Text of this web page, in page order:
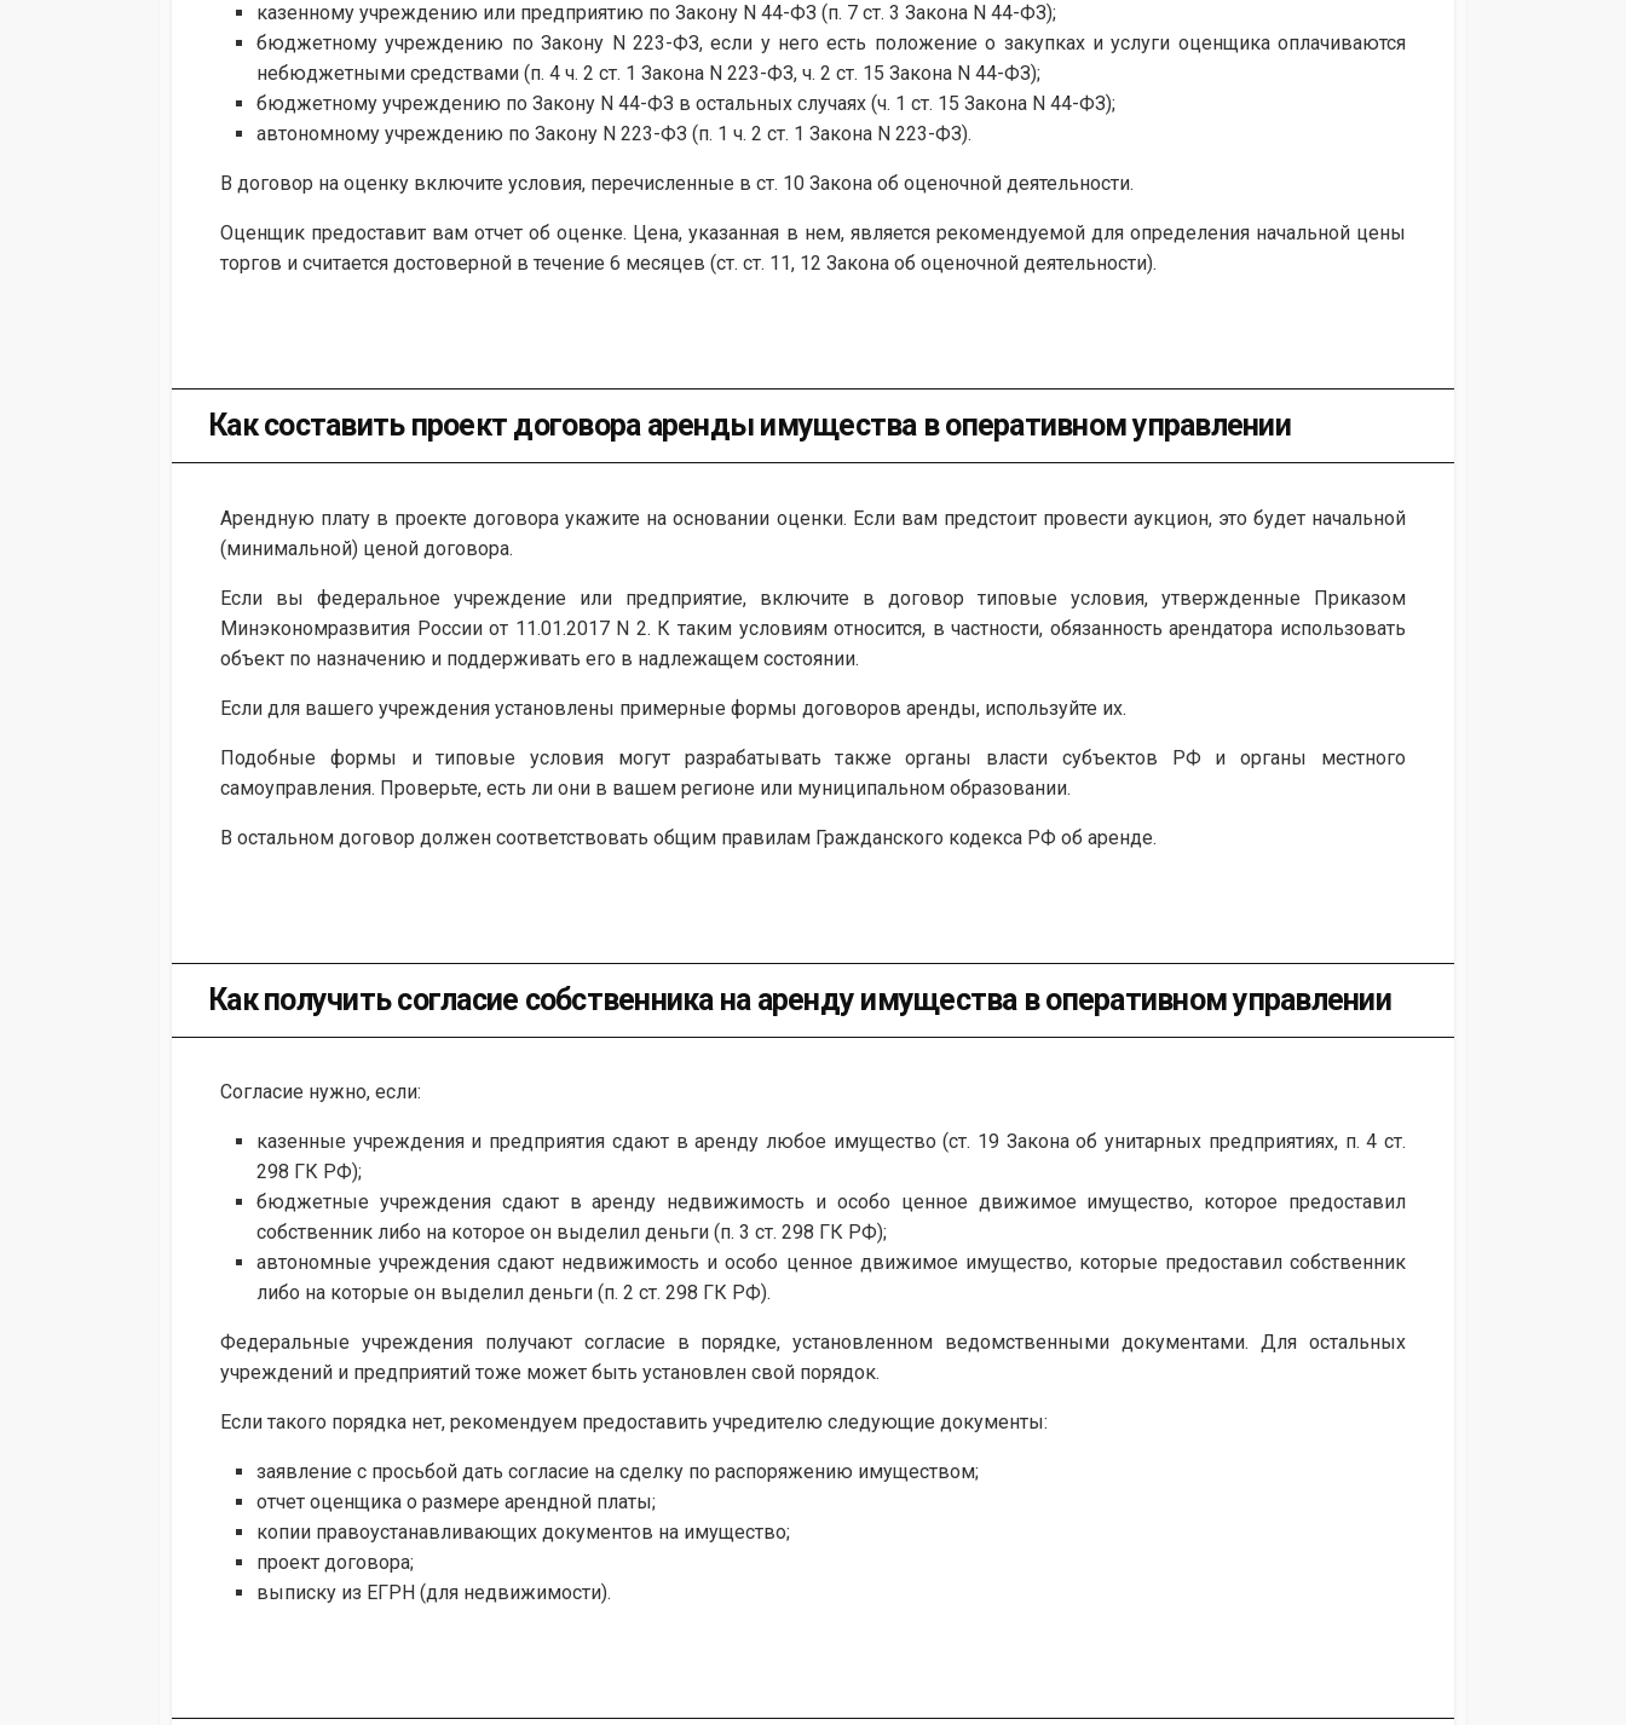
казенному учреждению или предприятию по Закону N 44-ФЗ (п. 7 ст. 3 Закона N 44-ФЗ);
бюджетному учреждению по Закону N 223-ФЗ, если у него есть положение о закупках и услуги оценщика оплачиваются
небюджетными средствами (п. 4 ч. 2 ст. 1 Закона N 223-ФЗ, ч. 2 ст. 15 Закона N 44-ФЗ);
бюджетному учреждению по Закону N 44-ФЗ в остальных случаях (ч. 1 ст. 15 Закона N 44-ФЗ);
автономному учреждению по Закону N 223-ФЗ (п. 1 ч. 2 ст. 1 Закона N 223-ФЗ).
В договор на оценку включите условия, перечисленные в ст. 10 Закона об оценочной деятельности.
Оценщик предоставит вам отчет об оценке. Цена, указанная в нем, является рекомендуемой для определения начальной цены
торгов и считается достоверной в течение 6 месяцев (ст. ст. 11, 12 Закона об оценочной деятельности).
Как составить проект договора аренды имущества в оперативном управлении
Арендную плату в проекте договора укажите на основании оценки. Если вам предстоит провести аукцион, это будет начальной
(минимальной) ценой договора.
Если вы федеральное учреждение или предприятие, включите в договор типовые условия, утвержденные Приказом
Минэкономразвития России от 11.01.2017 N 2. К таким условиям относится, в частности, обязанность арендатора использовать
объект по назначению и поддерживать его в надлежащем состоянии.
Если для вашего учреждения установлены примерные формы договоров аренды, используйте их.
Подобные формы и типовые условия могут разрабатывать также органы власти субъектов РФ и органы местного
самоуправления. Проверьте, есть ли они в вашем регионе или муниципальном образовании.
В остальном договор должен соответствовать общим правилам Гражданского кодекса РФ об аренде.
Как получить согласие собственника на аренду имущества в оперативном управлении
Согласие нужно, если:
казенные учреждения и предприятия сдают в аренду любое имущество (ст. 19 Закона об унитарных предприятиях, п. 4 ст.
298 ГК РФ);
бюджетные учреждения сдают в аренду недвижимость и особо ценное движимое имущество, которое предоставил
собственник либо на которое он выделил деньги (п. 3 ст. 298 ГК РФ);
автономные учреждения сдают недвижимость и особо ценное движимое имущество, которые предоставил собственник
либо на которые он выделил деньги (п. 2 ст. 298 ГК РФ).
Федеральные учреждения получают согласие в порядке, установленном ведомственными документами. Для остальных
учреждений и предприятий тоже может быть установлен свой порядок.
Если такого порядка нет, рекомендуем предоставить учредителю следующие документы:
заявление с просьбой дать согласие на сделку по распоряжению имуществом;
отчет оценщика о размере арендной платы;
копии правоустанавливающих документов на имущество;
проект договора;
выписку из ЕГРН (для недвижимости).